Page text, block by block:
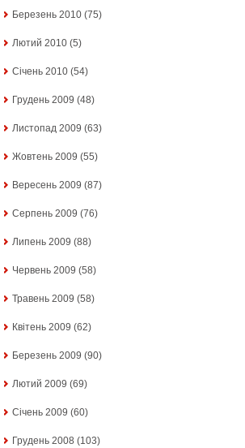
Березень 2010 (75)
Лютий 2010 (5)
Січень 2010 (54)
Грудень 2009 (48)
Листопад 2009 (63)
Жовтень 2009 (55)
Вересень 2009 (87)
Серпень 2009 (76)
Липень 2009 (88)
Червень 2009 (58)
Травень 2009 (58)
Квітень 2009 (62)
Березень 2009 (90)
Лютий 2009 (69)
Січень 2009 (60)
Грудень 2008 (103)